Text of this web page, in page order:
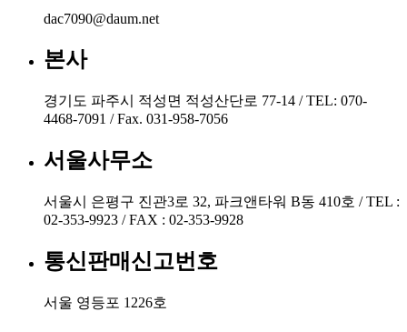
dac7090@daum.net
본사
경기도 파주시 적성면 적성산단로 77-14 / TEL: 070-
4468-7091 / Fax. 031-958-7056
서울사무소
서울시 은평구 진관3로 32, 파크앤타워 B동 410호 / TEL :
02-353-9923 / FAX : 02-353-9928
통신판매신고번호
서울 영등포 1226호